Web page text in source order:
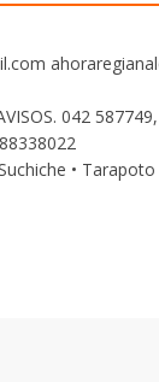
042
• Tarapoto